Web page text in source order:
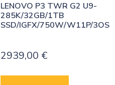
LENOVO P3 TWR G2 U9-
285K/32GB/1TB
SSD/IGFX/750W/W11P/3OS
2939,00 €